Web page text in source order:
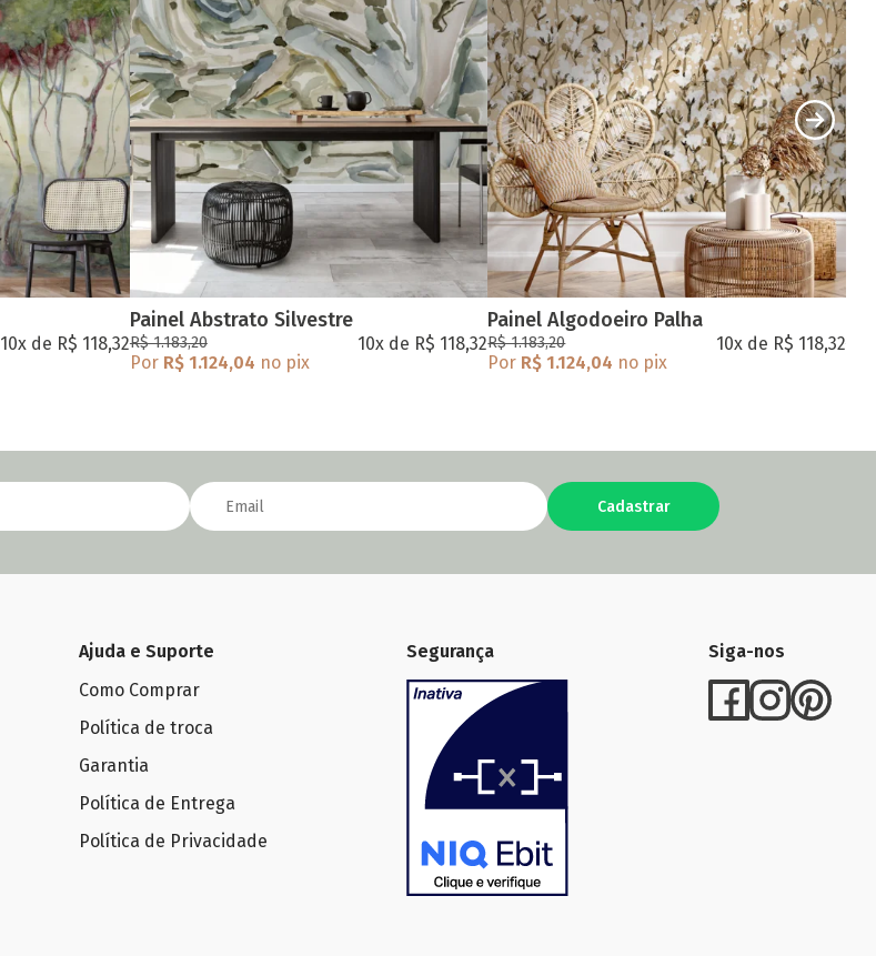
10x de R$ 118,32
Painel Abstrato Silvestre
R$ 1.183,20
PorR$ 1.124,04 no pix
10x de R$ 118,32
Painel Algodoeiro Palha
R$ 1.183,20
Por R$ 1.124,04 no pix
10x de R$ 118,32
Cadastrar
Ajuda e Suporte
Como Comprar
Política de troca
Garantia
Política de Entrega
Política de Privacidade
Segurança Siga-nos